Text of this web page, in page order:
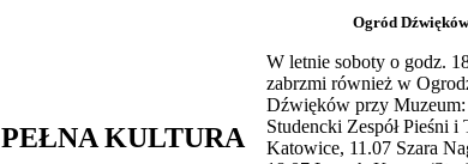
PEŁNA KULTURA
Ogród Dźwięków
W letnie soboty o godz.
zabrzmi również w
Dźwięków przy
Studencki Zespół Pieśni i
Katowice, 11.07 Szara